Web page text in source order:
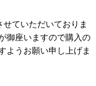
ていただいておりま
御座いますので購入の
ようお願い申し上げま